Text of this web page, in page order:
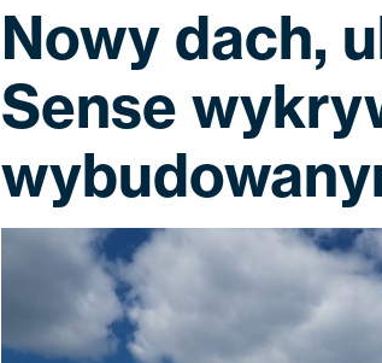
Nowy dach,
Sense